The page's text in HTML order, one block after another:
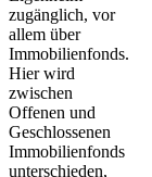
zugänglich, vor
allem über
Immobilienfonds.
Hier wird
zwischen
Offenen und
Geschlossenen
Immobilienfonds
unterschieden,